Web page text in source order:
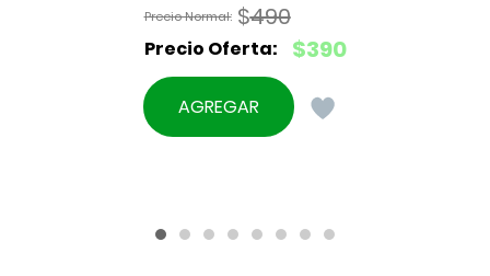
$490
El
precio
original
$390
El
precio
actual
AGREGAR